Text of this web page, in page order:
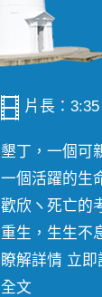
片長：3:35
墾丁，一個可
一個活躍的生
歡欣ヽ死亡的
重生，生生
瞭解詳情 立即
全文